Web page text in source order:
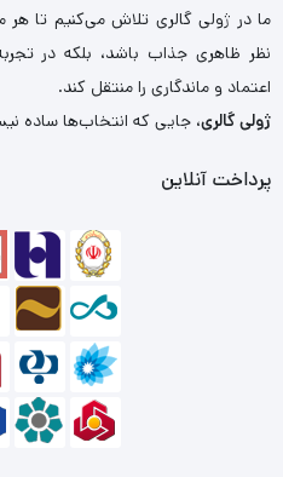
ما در ژولی گالری تلاش می‌کنیم تا هر
نظر ظاهری جذاب باشد، بلکه در
اعتماد و ماندگاری را منتقل کند.
ژولی گالری، جایی که انتخاب‌ها ساده
پرداخت آنلاین